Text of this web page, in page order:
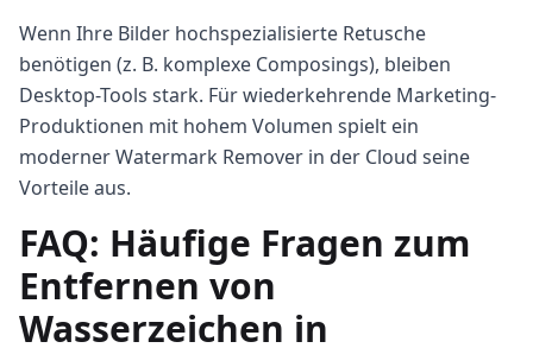
Wenn Ihre Bilder hochspezialisierte Retusche
benötigen (z. B. komplexe Composings), bleiben
Desktop-Tools stark. Für wiederkehrende Marketing-
Produktionen mit hohem Volumen spielt ein
moderner Watermark Remover in der Cloud seine
Vorteile aus.
FAQ: Häufige Fragen zum
Entfernen von
Wasserzeichen in